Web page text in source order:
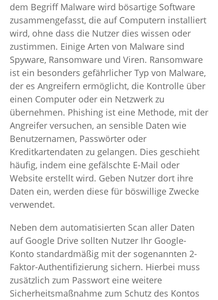
dem Begriff Malware wird bösartige Software
zusammengefasst, die auf Computern installiert
wird, ohne dass die Nutzer dies wissen oder
zustimmen. Einige Arten von Malware sind
Spyware, Ransomware und Viren. Ransomware
ist ein besonders gefährlicher Typ von Malware,
der es Angreifern ermöglicht, die Kontrolle über
einen Computer oder ein Netzwerk zu
übernehmen. Phishing ist eine Methode, mit der
Angreifer versuchen, an sensible Daten wie
Benutzernamen, Passwörter oder
Kreditkartendaten zu gelangen. Dies geschieht
häufig, indem eine gefälschte E-Mail oder
Website erstellt wird. Geben Nutzer dort ihre
Daten ein, werden diese für böswillige Zwecke
verwendet.
Neben dem automatisierten Scan aller Daten
auf Google Drive sollten Nutzer Ihr Google-
Konto standardmäßig mit der sogenannten 2-
Faktor-Authentifizierung sichern. Hierbei muss
zusätzlich zum Passwort eine weitere
Sicherheitsmaßnahme zum Schutz des Kontos